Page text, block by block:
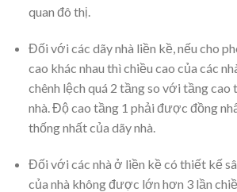
quan đô thị.
Đối với các dãy nhà liền kề, nếu cho
cao khác nhau thì chiều cao của các
chênh lệch quá 2 tầng so với tầng cao
nhà. Độ cao tầng 1 phải được đồng
thống nhất của dãy nhà.
Đối với các nhà ở liền kề có thiết kế
của nhà không được lớn hơn 3 lần